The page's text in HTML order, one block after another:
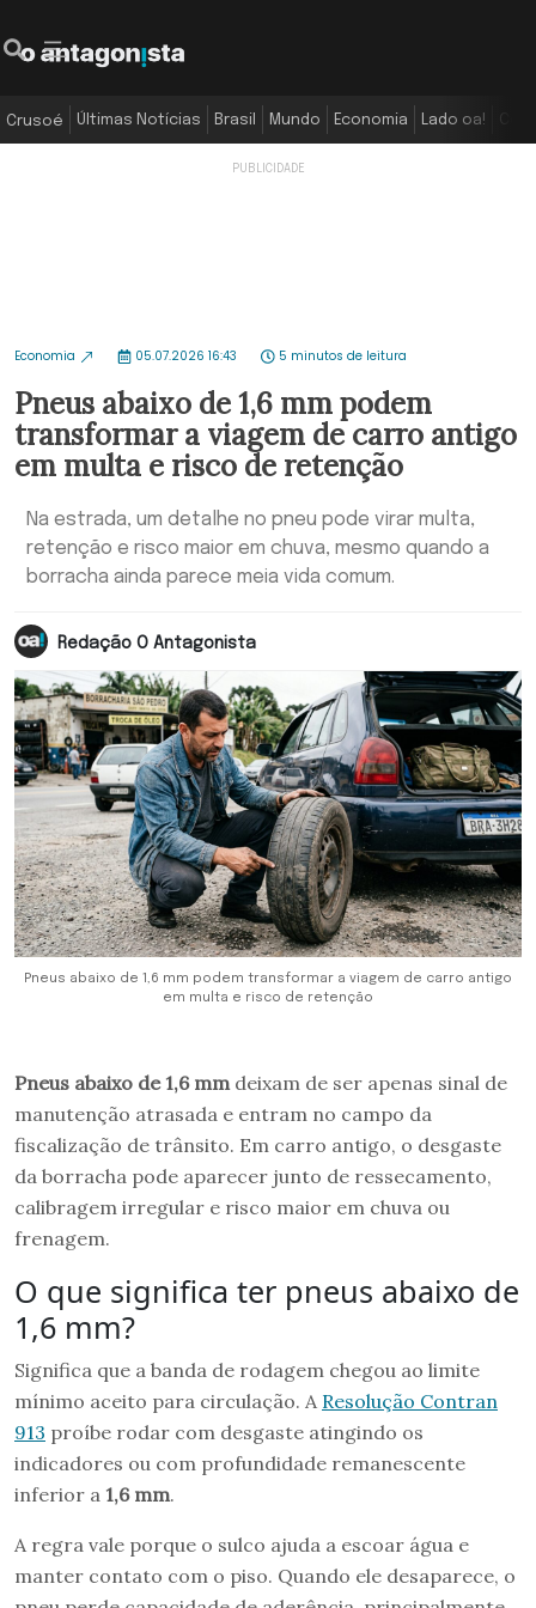
Crusoé Últimas Notícias Brasil Mundo Economia Lado oa!
Economia 05.07.2026 16:43 5 minutos de leitura
Pneus abaixo de 1,6 mm podem
transformar a viagem de carro antigo
em multa e risco de retenção
Na estrada, um detalhe no pneu pode virar multa,
retenção e risco maior em chuva, mesmo quando a
borracha ainda parece meia vida comum.
Redação O Antagonista
Pneus abaixo de 1,6 mm podem transformar a viagem de carro antigo
em multa e risco de retenção
Pneus abaixo de 1,6 mm deixam de ser apenas sinal de
manutenção atrasada e entram no campo da
fiscalização de trânsito. Em carro antigo, o desgaste
da borracha pode aparecer junto de ressecamento,
calibragem irregular e risco maior em chuva ou
frenagem.
O que significa ter pneus abaixo de
1,6 mm?
Significa que a banda de rodagem chegou ao limite
mínimo aceito para circulação. A Resolução Contran
913 proíbe rodar com desgaste atingindo os
indicadores ou com profundidade remanescente
inferior a 1,6 mm.
A regra vale porque o sulco ajuda a escoar água e
manter contato com o piso. Quando ele desaparece, o